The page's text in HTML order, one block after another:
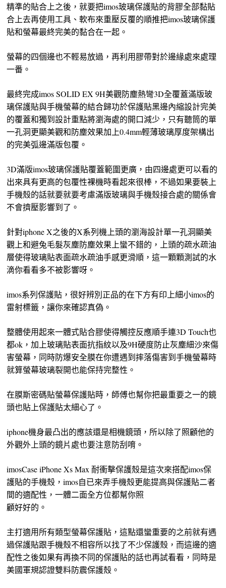
精準的貼合上之後，就要把imos玻璃保護貼的背膠全部黏貼
合上去再使用工具、軟布來重壓反覆的順推把imos玻璃保護
貼和螢幕最終完美的黏合在一起。
螢幕的四個邊也不輕易放過，再利用膠帶對於邊緣處來處理
一番。
最終完成imos SOLID EX 9H美觀防塵熱彎3D全覆蓋滿版玻
璃保護貼與手機螢幕的結合歸功於保護貼黑邊內縮設計完美
的覆蓋和獨到設計重點將瀏海處的開口減少，只有聽筒的單
一孔洞更顯美觀和防塵效果加上0.4mm輕薄玻璃厚度架構出
的完美弧邊滿版包覆。
3D滿版imos玻璃保護貼覆蓋範圍更廣，由四邊處更可以看的
出來具有更高的包覆性裸機時看起來很棒，不過如果要裝上
手機殼的話就要就要考慮滿版玻璃與手機殼接合處的關係會
不會擠壓影響到了。
針對iphone X之後的X系列機上頭的瀏海設計單一孔洞顯美
觀上和避兔毛髮灰塵防塵效果上蠻不錯的，上頭的疏水疏油
層使得玻璃貼表面疏水疏油手感更滑順，這一顆顆測試的水
滴你看看多不被影響呀。
imos系列保護貼，很好辨別正品的在下方有印上細小imos的
雷射標籤，讓你來確認真偽。
整體使用起來一體式貼合膠使得觸控反應順手連3D Touch也
都ok，加上玻璃貼表面抗指紋以及9H硬度防止灰塵細沙來傷
害螢幕，同時防爆安全膜在你遭遇到摔落傷害到手機螢幕時
就算螢幕玻璃裂開也能保持完整性。
在膜斯密碼貼螢幕保護貼時，師傅也幫你把最重要之一的鏡
頭也貼上保護貼太細心了。
iphone機身最凸出的應該還是相機鏡頭，所以除了照顧他的
外觀外上頭的鏡片處也要注意防刮唷。
imosCase iPhone Xs Max 耐衝擊保護殼是這次來搭配imos保
護貼的手機殼，imos自已來弄手機殼更能提高與保護貼二者
間的適配性，一體二面全方位都幫你照
顧好好的。
主打適用所有類型螢幕保護貼，這點還蠻重要的之前就有遇
過保護貼跟手機殼不相容所以找了不少保護殼，而這邊的適
配性之後如果有再換不同的保護貼的話也再試看看，同時是
美國軍規認證雙料防震保護殼。